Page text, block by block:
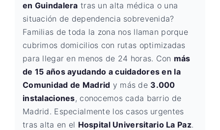
en Guindalera tras un alta médica o una
situación de dependencia sobrevenida?
Familias de toda la zona nos llaman porque
cubrimos domicilios con rutas optimizadas
para llegar en menos de 24 horas. Con más
de 15 años ayudando a cuidadores en la
Comunidad de Madrid y más de 3.000
instalaciones, conocemos cada barrio de
Madrid. Especialmente los casos urgentes
tras alta en el Hospital Universitario La Paz.